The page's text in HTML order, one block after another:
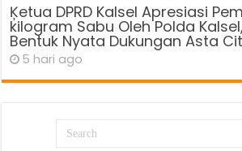
Ķetua DPRD Kalsel Apresiasi
kilogram Sabu Oleh Polda
Bentuk Nyata Dukungan Asta
5 hari ago